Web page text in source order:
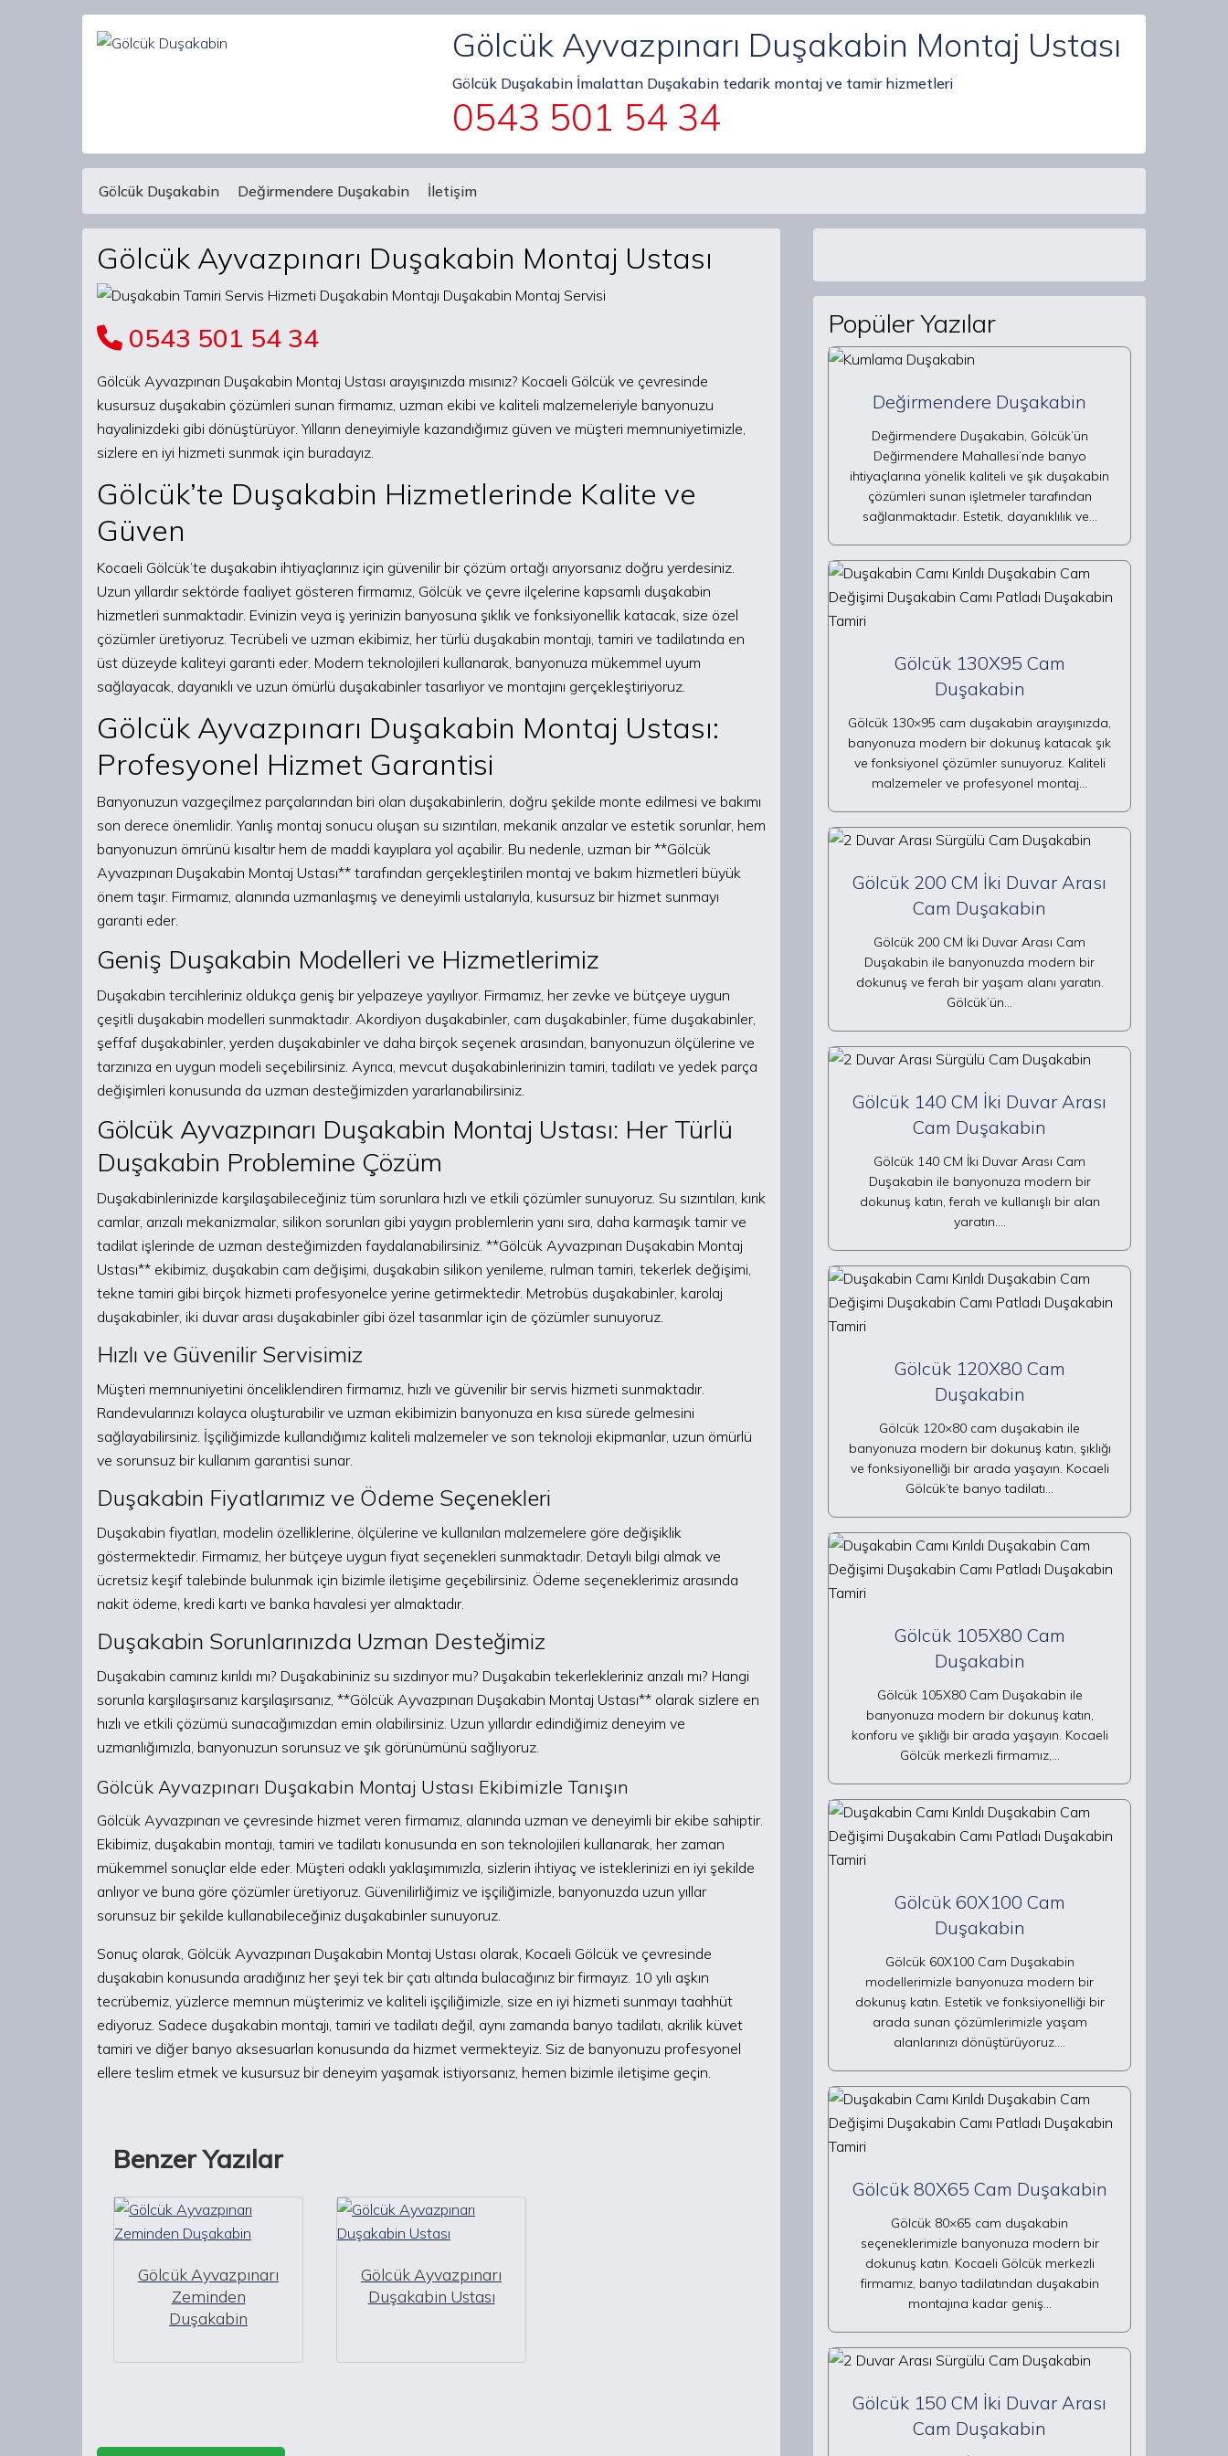
Gölcük Ayvazpınarı Duşakabin Montaj Ustası
Gölcük Duşakabin İmalattan Duşakabin tedarik montaj ve tamir hizmetleri
0543 501 54 34
Main Navigation
Gölcük Duşakabin Değirmendere Duşakabin İletişim
Gölcük Ayvazpınarı Duşakabin Montaj Ustası
0543 501 54 34
Gölcük Ayvazpınarı Duşakabin Montaj Ustası arayışınızda mısınız? Kocaeli Gölcük ve çevresinde
kusursuz duşakabin çözümleri sunan firmamız, uzman ekibi ve kaliteli malzemeleriyle banyonuzu
hayalinizdeki gibi dönüştürüyor. Yılların deneyimiyle kazandığımız güven ve müşteri memnuniyetimizle,
sizlere en iyi hizmeti sunmak için buradayız.
Gölcük’te Duşakabin Hizmetlerinde Kalite ve
Güven
Kocaeli Gölcük’te duşakabin ihtiyaçlarınız için güvenilir bir çözüm ortağı arıyorsanız doğru yerdesiniz.
Uzun yıllardır sektörde faaliyet gösteren firmamız, Gölcük ve çevre ilçelerine kapsamlı duşakabin
hizmetleri sunmaktadır. Evinizin veya iş yerinizin banyosuna şıklık ve fonksiyonellik katacak, size özel
çözümler üretiyoruz. Tecrübeli ve uzman ekibimiz, her türlü duşakabin montajı, tamiri ve tadilatında en
üst düzeyde kaliteyi garanti eder. Modern teknolojileri kullanarak, banyonuza mükemmel uyum
sağlayacak, dayanıklı ve uzun ömürlü duşakabinler tasarlıyor ve montajını gerçekleştiriyoruz.
Gölcük Ayvazpınarı Duşakabin Montaj Ustası:
Profesyonel Hizmet Garantisi
Banyonuzun vazgeçilmez parçalarından biri olan duşakabinlerin, doğru şekilde monte edilmesi ve bakımı
son derece önemlidir. Yanlış montaj sonucu oluşan su sızıntıları, mekanik arızalar ve estetik sorunlar, hem
banyonuzun ömrünü kısaltır hem de maddi kayıplara yol açabilir. Bu nedenle, uzman bir **Gölcük
Ayvazpınarı Duşakabin Montaj Ustası** tarafından gerçekleştirilen montaj ve bakım hizmetleri büyük
önem taşır. Firmamız, alanında uzmanlaşmış ve deneyimli ustalarıyla, kusursuz bir hizmet sunmayı
garanti eder.
Geniş Duşakabin Modelleri ve Hizmetlerimiz
Duşakabin tercihleriniz oldukça geniş bir yelpazeye yayılıyor. Firmamız, her zevke ve bütçeye uygun
çeşitli duşakabin modelleri sunmaktadır. Akordiyon duşakabinler, cam duşakabinler, füme duşakabinler,
şeffaf duşakabinler, yerden duşakabinler ve daha birçok seçenek arasından, banyonuzun ölçülerine ve
tarzınıza en uygun modeli seçebilirsiniz. Ayrıca, mevcut duşakabinlerinizin tamiri, tadilatı ve yedek parça
değişimleri konusunda da uzman desteğimizden yararlanabilirsiniz.
Gölcük Ayvazpınarı Duşakabin Montaj Ustası: Her Türlü
Duşakabin Problemine Çözüm
Duşakabinlerinizde karşılaşabileceğiniz tüm sorunlara hızlı ve etkili çözümler sunuyoruz. Su sızıntıları, kırık
camlar, arızalı mekanizmalar, silikon sorunları gibi yaygın problemlerin yanı sıra, daha karmaşık tamir ve
tadilat işlerinde de uzman desteğimizden faydalanabilirsiniz. **Gölcük Ayvazpınarı Duşakabin Montaj
Ustası** ekibimiz, duşakabin cam değişimi, duşakabin silikon yenileme, rulman tamiri, tekerlek değişimi,
tekne tamiri gibi birçok hizmeti profesyonelce yerine getirmektedir. Metrobüs duşakabinler, karolaj
duşakabinler, iki duvar arası duşakabinler gibi özel tasarımlar için de çözümler sunuyoruz.
Hızlı ve Güvenilir Servisimiz
Müşteri memnuniyetini önceliklendiren firmamız, hızlı ve güvenilir bir servis hizmeti sunmaktadır.
Randevularınızı kolayca oluşturabilir ve uzman ekibimizin banyonuza en kısa sürede gelmesini
sağlayabilirsiniz. İşçiliğimizde kullandığımız kaliteli malzemeler ve son teknoloji ekipmanlar, uzun ömürlü
ve sorunsuz bir kullanım garantisi sunar.
Duşakabin Fiyatlarımız ve Ödeme Seçenekleri
Duşakabin fiyatları, modelin özelliklerine, ölçülerine ve kullanılan malzemelere göre değişiklik
göstermektedir. Firmamız, her bütçeye uygun fiyat seçenekleri sunmaktadır. Detaylı bilgi almak ve
ücretsiz keşif talebinde bulunmak için bizimle iletişime geçebilirsiniz. Ödeme seçeneklerimiz arasında
nakit ödeme, kredi kartı ve banka havalesi yer almaktadır.
Duşakabin Sorunlarınızda Uzman Desteğimiz
Duşakabin camınız kırıldı mı? Duşakabininiz su sızdırıyor mu? Duşakabin tekerlekleriniz arızalı mı? Hangi
sorunla karşılaşırsanız karşılaşırsanız, **Gölcük Ayvazpınarı Duşakabin Montaj Ustası** olarak sizlere en
hızlı ve etkili çözümü sunacağımızdan emin olabilirsiniz. Uzun yıllardır edindiğimiz deneyim ve
uzmanlığımızla, banyonuzun sorunsuz ve şık görünümünü sağlıyoruz.
Gölcük Ayvazpınarı Duşakabin Montaj Ustası Ekibimizle Tanışın
Gölcük Ayvazpınarı ve çevresinde hizmet veren firmamız, alanında uzman ve deneyimli bir ekibe sahiptir.
Ekibimiz, duşakabin montajı, tamiri ve tadilatı konusunda en son teknolojileri kullanarak, her zaman
mükemmel sonuçlar elde eder. Müşteri odaklı yaklaşımımızla, sizlerin ihtiyaç ve isteklerinizi en iyi şekilde
anlıyor ve buna göre çözümler üretiyoruz. Güvenilirliğimiz ve işçiliğimizle, banyonuzda uzun yıllar
sorunsuz bir şekilde kullanabileceğiniz duşakabinler sunuyoruz.
Sonuç olarak, Gölcük Ayvazpınarı Duşakabin Montaj Ustası olarak, Kocaeli Gölcük ve çevresinde
duşakabin konusunda aradığınız her şeyi tek bir çatı altında bulacağınız bir firmayız. 10 yılı aşkın
tecrübemiz, yüzlerce memnun müşterimiz ve kaliteli işçiliğimizle, size en iyi hizmeti sunmayı taahhüt
ediyoruz. Sadece duşakabin montajı, tamiri ve tadilatı değil, aynı zamanda banyo tadilatı, akrilik küvet
tamiri ve diğer banyo aksesuarları konusunda da hizmet vermekteyiz. Siz de banyonuzu profesyonel
ellere teslim etmek ve kusursuz bir deneyim yaşamak istiyorsanız, hemen bizimle iletişime geçin.
Benzer Yazılar
Gölcük Ayvazpınarı
Zeminden
Duşakabin
Gölcük Ayvazpınarı
Duşakabin Ustası
Popüler Yazılar
Değirmendere Duşakabin
Değirmendere Duşakabin, Gölcük’ün
Değirmendere Mahallesi’nde banyo
ihtiyaçlarına yönelik kaliteli ve şık duşakabin
çözümleri sunan işletmeler tarafından
sağlanmaktadır. Estetik, dayanıklılık ve…
Gölcük 130X95 Cam
Duşakabin
Gölcük 130×95 cam duşakabin arayışınızda,
banyonuza modern bir dokunuş katacak şık
ve fonksiyonel çözümler sunuyoruz. Kaliteli
malzemeler ve profesyonel montaj…
Gölcük 200 CM İki Duvar Arası
Cam Duşakabin
Gölcük 200 CM İki Duvar Arası Cam
Duşakabin ile banyonuzda modern bir
dokunuş ve ferah bir yaşam alanı yaratın.
Gölcük’ün…
Gölcük 140 CM İki Duvar Arası
Cam Duşakabin
Gölcük 140 CM İki Duvar Arası Cam
Duşakabin ile banyonuza modern bir
dokunuş katın, ferah ve kullanışlı bir alan
yaratın.…
Gölcük 120X80 Cam
Duşakabin
Gölcük 120×80 cam duşakabin ile
banyonuza modern bir dokunuş katın, şıklığı
ve fonksiyonelliği bir arada yaşayın. Kocaeli
Gölcük’te banyo tadilatı…
Gölcük 105X80 Cam
Duşakabin
Gölcük 105X80 Cam Duşakabin ile
banyonuza modern bir dokunuş katın,
konforu ve şıklığı bir arada yaşayın. Kocaeli
Gölcük merkezli firmamız,…
Gölcük 60X100 Cam
Duşakabin
Gölcük 60X100 Cam Duşakabin
modellerimizle banyonuza modern bir
dokunuş katın. Estetik ve fonksiyonelliği bir
arada sunan çözümlerimizle yaşam
alanlarınızı dönüştürüyoruz.…
Gölcük 80X65 Cam Duşakabin
Gölcük 80×65 cam duşakabin
seçeneklerimizle banyonuza modern bir
dokunuş katın. Kocaeli Gölcük merkezli
firmamız, banyo tadilatından duşakabin
montajına kadar geniş…
Gölcük 150 CM İki Duvar Arası
Cam Duşakabin